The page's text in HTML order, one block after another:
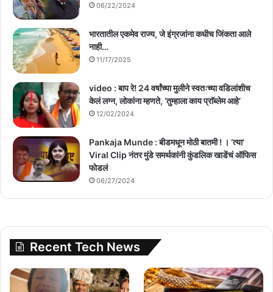
06/22/2024
भारतातील एकमेव राज्य, जे इंग्रजांना कधीच जिंकता आले
नाही…
11/17/2025
video : बाप रे! 24 वर्षांच्या मुलीने स्वतःच्या वडिलांशीच
केलं लग्न, लोकांना म्हणते, ‘तुम्हाला काय प्राॅब्लेम आहे’
12/02/2024
Pankaja Munde : बीडमधून मोठी बातमी ! । ‘त्या’
Viral Clip नंतर मुंडे समर्थकांनी कुंडलिक खाडेंचं ऑफिस
फोडलं
06/27/2024
Recent Tech News